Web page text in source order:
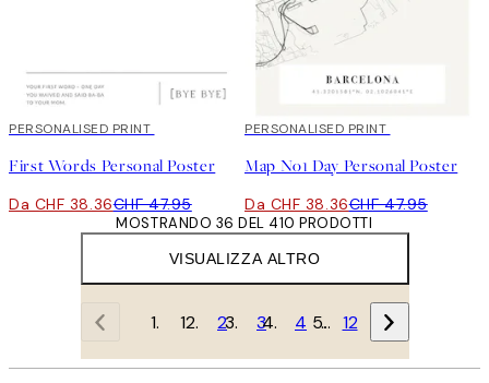
20%*
PERSONALISED PRINT
First Words Personal Poster
Da CHF 38.36CHF 47.95
20%*
PERSONALISED PRINT
Map No1 Day Personal Poster
Da CHF 38.36CHF 47.95
VISUALIZZA ALTRO
MOSTRANDO 36 DEL 410 PRODOTTI
1 2 3 4 … 12